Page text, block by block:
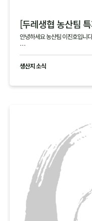
[두레생협 농산팀
안녕하세요 농산팀 이진호입니
해남의 4, 5차 김장 작황에 대한
생산지 소식